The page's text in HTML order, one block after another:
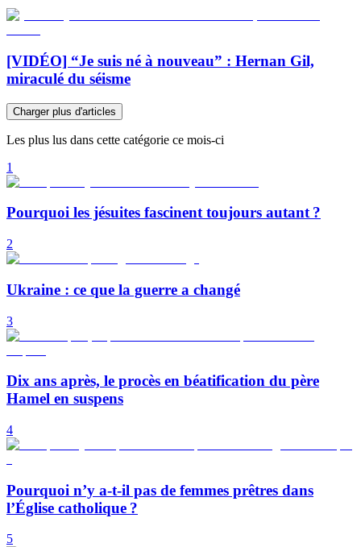
[VIDÉO] “Je suis né à nouveau” : Hernan Gil,
miraculé du séisme
Charger plus d'articles
Les plus lus dans cette catégorie ce mois-ci
1
Pourquoi les jésuites fascinent toujours autant ?
2
Ukraine : ce que la guerre a changé
3
Dix ans après, le procès en béatification du père
Hamel en suspens
4
Pourquoi n’y a-t-il pas de femmes prêtres dans
l’Église catholique ?
5